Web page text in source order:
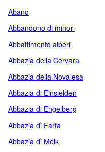
Abano
Abbandono di minori
Abbattimento alberi
Abbazia della Cervara
Abbazia della Novalesa
Abbazia di Einsielden
Abbazia di Engelberg
Abbazia di Farfa
Abbazia di Melk